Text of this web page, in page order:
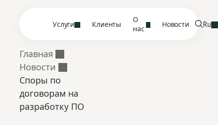
Услуги Клиенты
О
нас
Новости Ru
Главная
Новости
Споры по
договорам на
разработку ПО